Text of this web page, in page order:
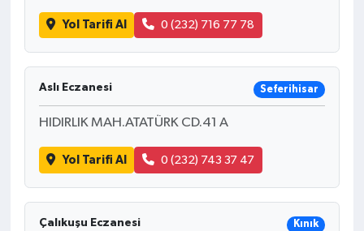
Yol Tarifi Al 0 (232) 716 77 78
Aslı Eczanesi Seferihisar
HIDIRLIK MAH.ATATÜRK CD.41 A
Yol Tarifi Al 0 (232) 743 37 47
Çalıkuşu Eczanesi Kınık